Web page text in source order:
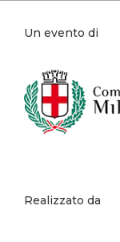
Un evento di
Realizzato da